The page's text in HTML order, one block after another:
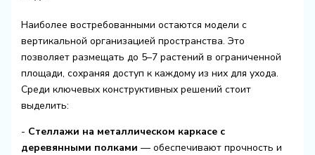
Наиболее востребованными остаются модели с
вертикальной организацией пространства. Это
позволяет размещать до 5–7 растений в ограниченной
площади, сохраняя доступ к каждому из них для ухода.
Среди ключевых конструктивных решений стоит
выделить:
- Стеллажи на металлическом каркасе с
деревянными полками — обеспечивают прочность и